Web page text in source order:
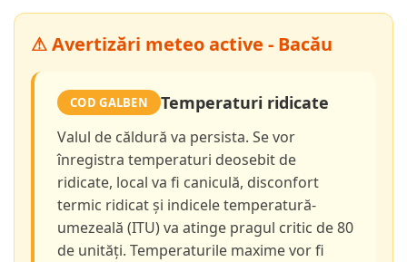
⚠ Avertizări meteo active - Bacău
COD GALBEN Temperaturi ridicate
Valul de căldură va persista. Se vor
înregistra temperaturi deosebit de
ridicate, local va fi caniculă, disconfort
termic ridicat și indicele temperatură-
umezeală (ITU) va atinge pragul critic de 80
de unități. Temperaturile maxime vor fi